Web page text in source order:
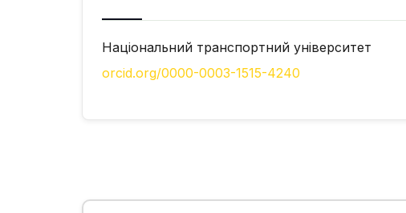
Національний транспортний університет
orcid.org/0000-0003-1515-4240